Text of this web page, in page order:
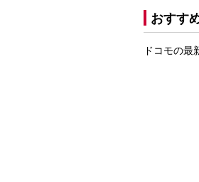
おすす
ドコモの最